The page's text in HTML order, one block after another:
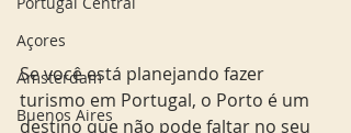
Açores
Amsterdam
Buenos Aires
Se você está planejando fazer
turismo em Portugal, o Porto é um
destino que não pode faltar no seu